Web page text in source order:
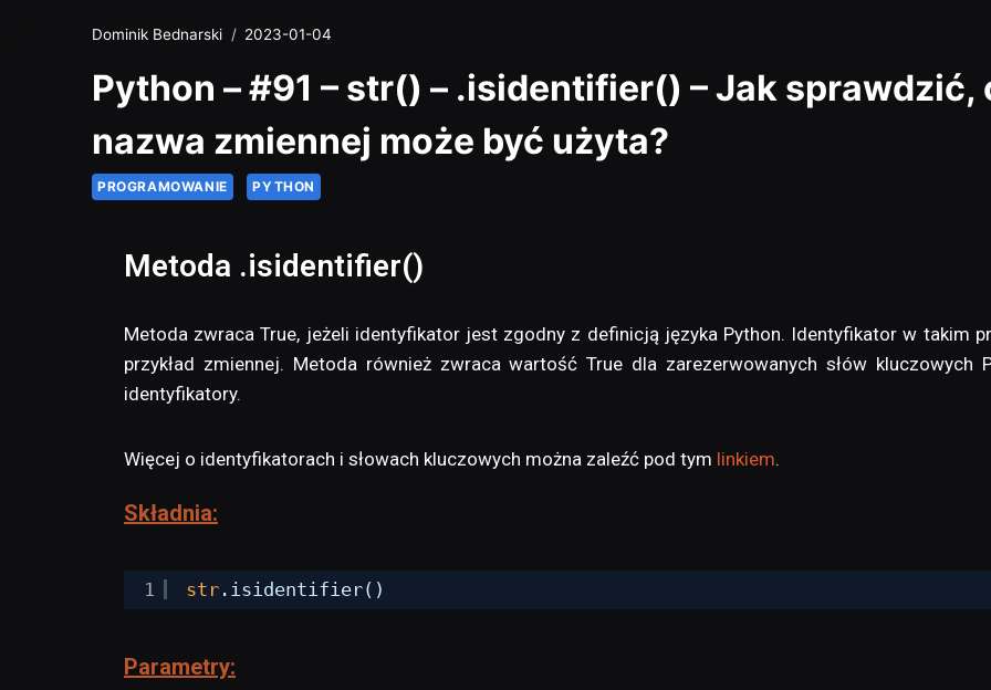
Dominik Bednarski 2023-01-04
Python – #91 – str() – .isidentifier() – Jak
nazwa zmiennej może być użyta?
PROGRAMOWANIE PYTHON
Metoda .isidentifier()
Metoda zwraca True, jeżeli identyfikator jest zgodny z definicją języka Python. Identyfikator w takim
przykład zmiennej. Metoda również zwraca wartość True dla zarezerwowanych słów
identyfikatory.
Więcej o identyfikatorach i słowach kluczowych można zaleźć pod tym linkiem.
Składnia:
1 str .isidentifier()
Parametry: